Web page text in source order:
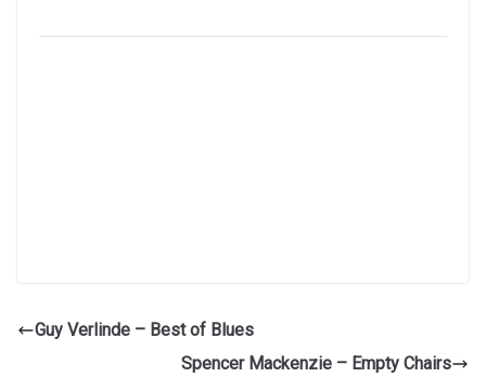
Guy Verlinde – Best of Blues
Spencer Mackenzie – Empty Chairs